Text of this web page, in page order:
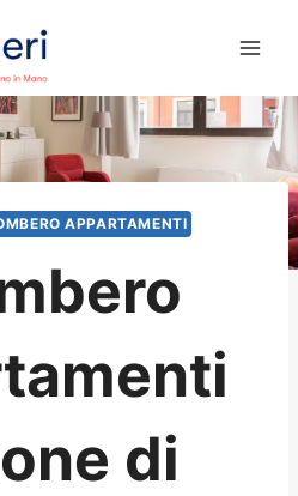
APPARTAMENTI
di